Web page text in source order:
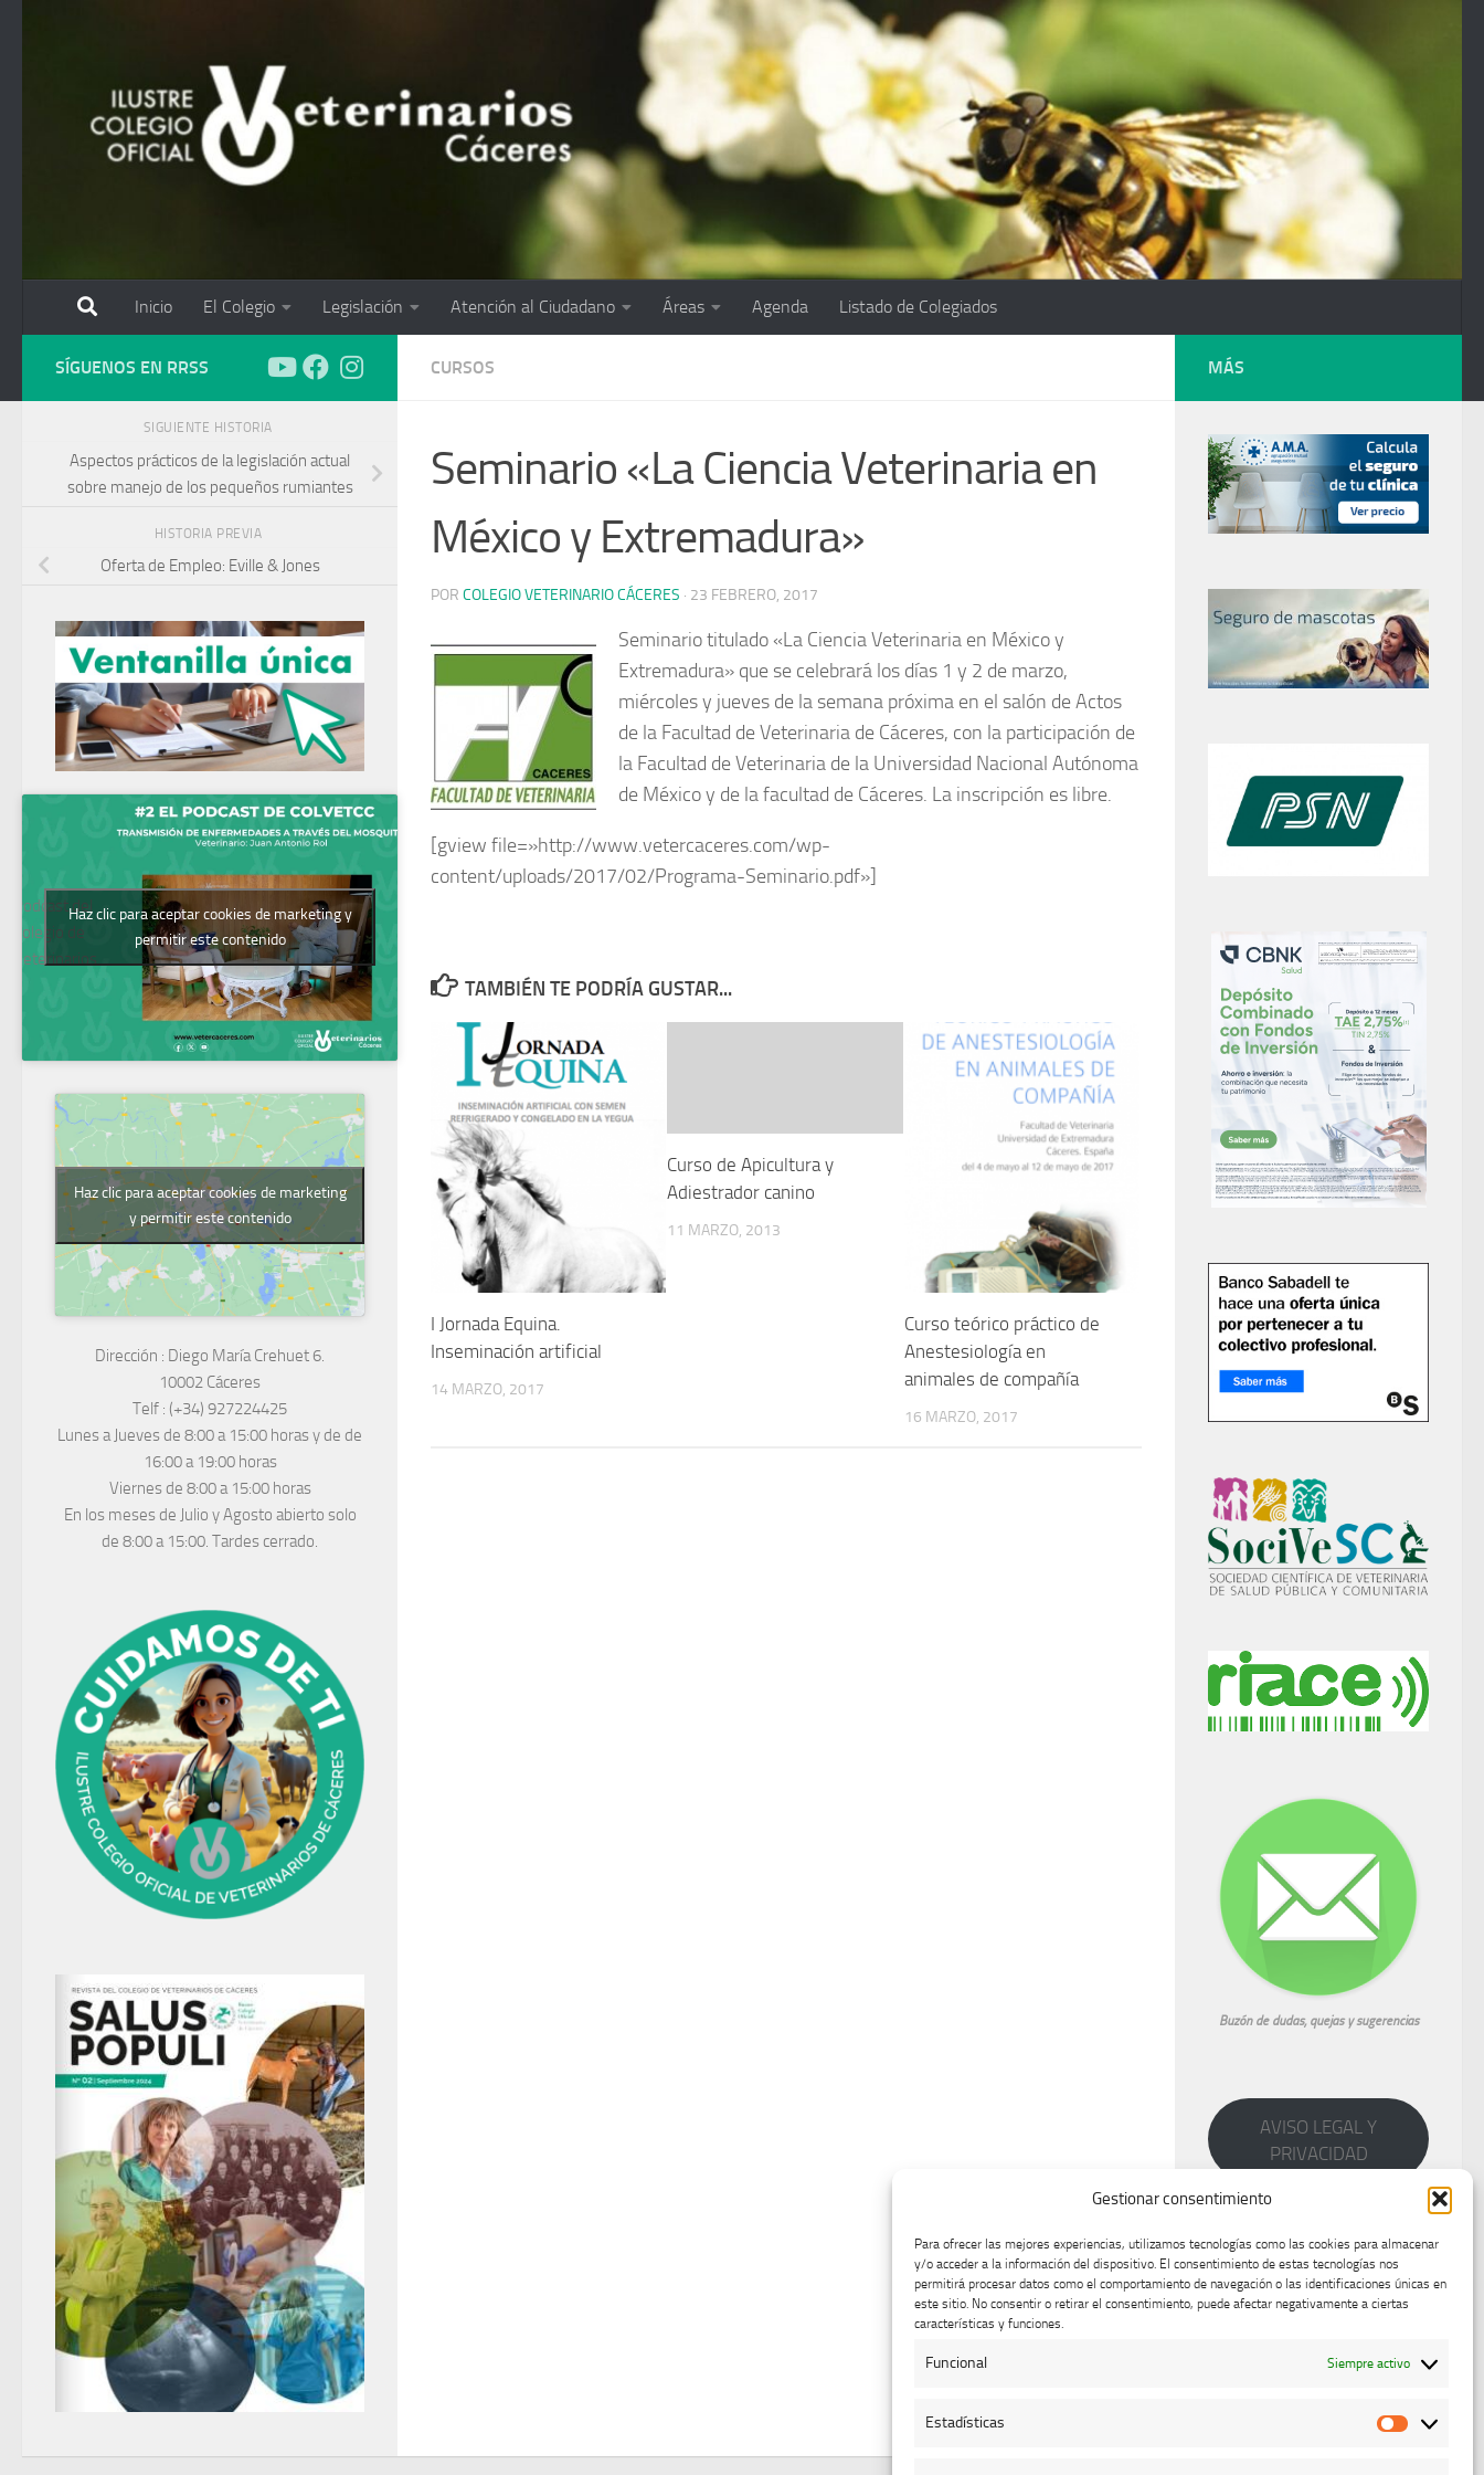
Gestionar consentimiento
Para ofrecer las mejores experiencias, utilizamos tecnologías como las cookies para almacenar
y/o acceder a la información del dispositivo. El consentimiento de estas tecnologías nos
permitirá procesar datos como el comportamiento de navegación o las identificaciones únicas en
este sitio. No consentir o retirar el consentimiento, puede afectar negativamente a ciertas
características y funciones.
Funcional Siempre activo
Estadísticas
Inicio El Colegio Legislación Atención al Ciudadano Áreas Agenda Listado de Colegiados
CURSOS
Seminario «La Ciencia Veterinaria en
México y Extremadura»
POR COLEGIO VETERINARIO CÁCERES · 23 FEBRERO, 2017
Seminario titulado «La Ciencia Veterinaria en México y
Extremadura» que se celebrará los días 1 y 2 de marzo,
miércoles y jueves de la semana próxima en el salón de Actos
de la Facultad de Veterinaria de Cáceres, con la participación de
la Facultad de Veterinaria de la Universidad Nacional Autónoma
de México y de la facultad de Cáceres. La inscripción es libre.
[gview file=»http://www.vetercaceres.com/wp-
content/uploads/2017/02/Programa-Seminario.pdf»]
TAMBIÉN TE PODRÍA GUSTAR...
I Jornada Equina.
Inseminación artificial
14 MARZO, 2017
Curso de Apicultura y
Adiestrador canino
11 MARZO, 2013
Curso teórico práctico de
Anestesiología en
animales de compañía
16 MARZO, 2017
SÍGUENOS EN RRSS
SIGUIENTE HISTORIA
Aspectos prácticos de la legislación actual
sobre manejo de los pequeños rumiantes
HISTORIA PREVIA
Oferta de Empleo: Eville & Jones
Podcast del
Colegio de
Veterinarios
Haz clic para aceptar cookies de marketing y
permitir este contenido
Haz clic para aceptar cookies de marketing
y permitir este contenido
Dirección : Diego María Crehuet 6.
10002 Cáceres
Telf : (+34) 927224425
Lunes a Jueves de 8:00 a 15:00 horas y de de
16:00 a 19:00 horas
Viernes de 8:00 a 15:00 horas
En los meses de Julio y Agosto abierto solo
de 8:00 a 15:00. Tardes cerrado.
MÁS
Buzón de dudas, quejas y sugerencias
AVISO LEGAL Y
PRIVACIDAD